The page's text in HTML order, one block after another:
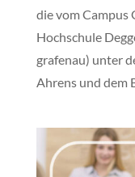
die vom Campus
Hochschule
grafenau) unter
Ahrens und dem